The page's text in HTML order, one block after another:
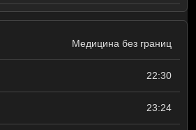
Медицина без границ
22:30
23:24